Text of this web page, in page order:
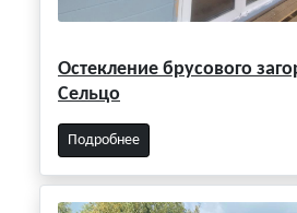
Остекление брусового
Сельцо
Подробнее